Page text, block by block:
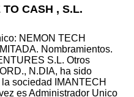
TO CASH , S.L.
NEMON TECH
Nombramientos.
S.L. Otros
N.DIA, ha sido
sociedad IMANTECH
es Administrador Unico